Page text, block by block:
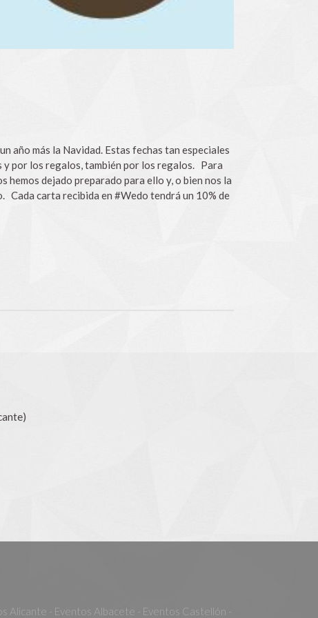
más la Navidad. Estas fechas tan especiales
y por los regalos, también por los regalos. Para
dejado preparado para ello y, o bien nos la
Cada carta recibida en #Wedo tendrá un 10% de
Alicante - Eventos Albacete - Eventos Castellón -